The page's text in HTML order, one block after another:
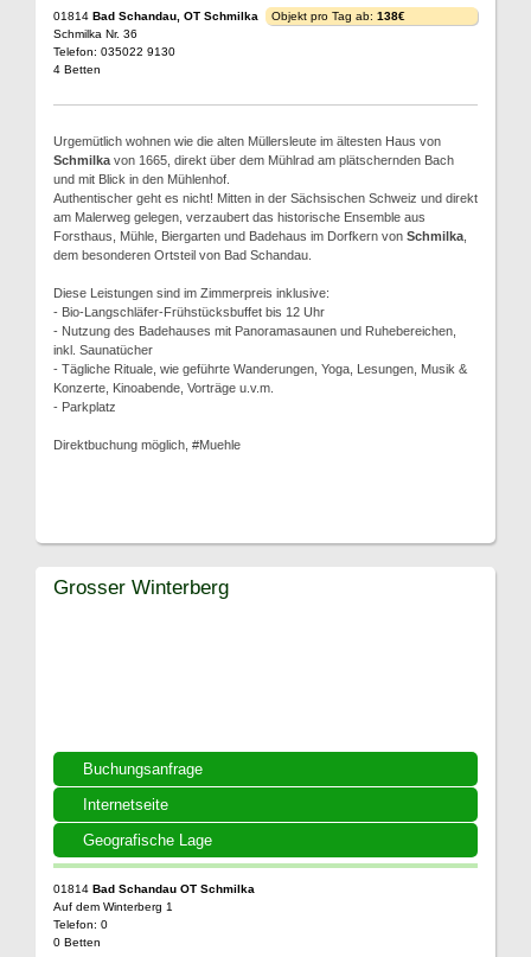
01814 Bad Schandau, OT Schmilka
Schmilka Nr. 36
Telefon: 035022 9130
4 Betten
Objekt pro Tag ab: 138€
Urgemütlich wohnen wie die alten Müllersleute im ältesten Haus von
Schmilka von 1665, direkt über dem Mühlrad am plätschernden Bach
und mit Blick in den Mühlenhof.
Authentischer geht es nicht! Mitten in der Sächsischen Schweiz und direkt
am Malerweg gelegen, verzaubert das historische Ensemble aus
Forsthaus, Mühle, Biergarten und Badehaus im Dorfkern von Schmilka
dem besonderen Ortsteil von Bad Schandau.
Diese Leistungen sind im Zimmerpreis inklusive:
- Bio-Langschläfer-Frühstücksbuffet bis 12 Uhr
- Nutzung des Badehauses mit Panoramasaunen und Ruhebereichen,
inkl. Saunatücher
- Tägliche Rituale, wie geführte Wanderungen, Yoga, Lesungen, Musik &
Konzerte, Kinoabende, Vorträge u.v.m.
- Parkplatz
Direktbuchung möglich, #Muehle
Buchungsanfrage
Internetseite
Geografische Lage
Grosser Winterberg
01814 Bad Schandau OT Schmilka
Auf dem Winterberg 1
Telefon: 0
0 Betten